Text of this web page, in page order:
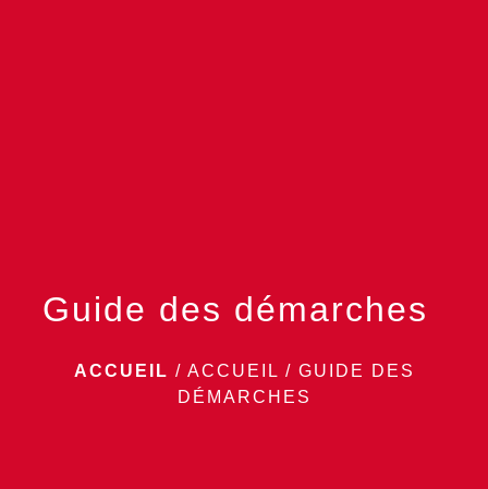
Guide des démarches
ACCUEIL / ACCUEIL / GUIDE DES
DÉMARCHES